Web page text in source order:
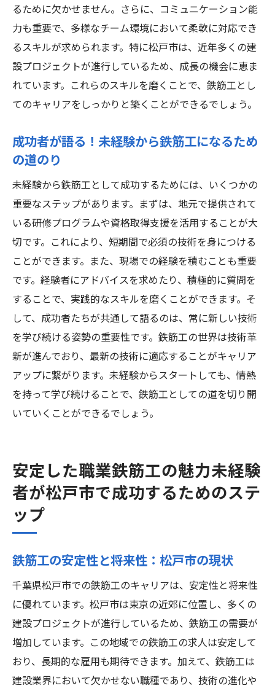
るために欠かせません。さらに、コミュニケーション能
力も重要で、多様なチーム環境において柔軟に対応でき
るスキルが求められます。特に松戸市は、近年多くの建
設プロジェクトが進行しているため、成長の機会に恵ま
れています。これらのスキルを磨くことで、鉄筋工とし
てのキャリアをしっかりと築くことができるでしょう。
成功者が語る！未経験から鉄筋工になるため
の道のり
未経験から鉄筋工として成功するためには、いくつかの
重要なステップがあります。まずは、地元で提供されて
いる研修プログラムや資格取得支援を活用することが大
切です。これにより、短期間で必須の技術を身につける
ことができます。また、現場での経験を積むことも重要
です。経験者にアドバイスを求めたり、積極的に質問を
することで、実践的なスキルを磨くことができます。そ
して、成功者たちが共通して語るのは、常に新しい技術
を学び続ける姿勢の重要性です。鉄筋工の世界は技術革
新が進んでおり、最新の技術に適応することがキャリア
アップに繋がります。未経験からスタートしても、情熱
を持って学び続けることで、鉄筋工としての道を切り開
いていくことができるでしょう。
安定した職業鉄筋工の魅力未経験
者が松戸市で成功するためのステ
ップ
鉄筋工の安定性と将来性：松戸市の現状
千葉県松戸市での鉄筋工のキャリアは、安定性と将来性
に優れています。松戸市は東京の近郊に位置し、多くの
建設プロジェクトが進行しているため、鉄筋工の需要が
増加しています。この地域での鉄筋工の求人は安定して
おり、長期的な雇用も期待できます。加えて、鉄筋工は
建設業界において欠かせない職種であり、技術の進化や